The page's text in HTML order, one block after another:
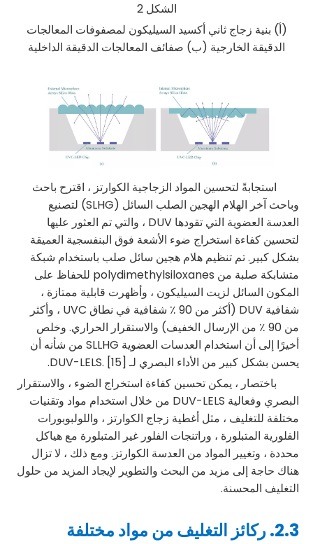
الشكل 2
(أ) بنية زجاج ثاني أكسيد السيليكون لمصفوفات المعالجات
الدقيقة الخارجية (ب) صفائف المعالجات الدقيقة الداخلية
استجابةً لتحسين المواد الزجاجية الكوارتز ، اقترح باحث
وباحث آخر الهلام الهجين الصلب السائل (SLHG) لتصنيع
العدسة العضوية التي تقودها DUV ، والتي تم العثور عليها
لتحسين كفاءة استخراج ضوء الأشعة فوق البنفسجية العميقة
بشكل كبير. تم تنظيم هلام هجين سائل صلب باستخدام شبكة
متشابكة صلبة من polydimethylsiloxanes للحفاظ على
المكون السائل لزيت السيليكون ، وأظهرت قابلية ممتازة ،
شفافية DUV (أكثر من 90 ٪ شفافية في نطاق UVC ، وأكثر
من 90 ٪ من الإرسال الخفيف) والاستقرار الحراري. وخلص
أخيرًا إلى أن استخدام العدسات العضوية SLLHG من شأنه أن
يحسن بشكل كبير من الأداء البصري لـ DUV-LELS. [15].
باختصار ، يمكن تحسين كفاءة استخراج الضوء ، والاستقرار
البصري وفعالية DUV-LELS من خلال استخدام مواد وتقنيات
مختلفة للتغليف ، مثل أغطية زجاج الكوارتز ، واللولبوبورات
الفلورية المتبلورة ، وراتنجات الفلور غير المتبلورة مع هياكل
محددة ، وتغيير المواد من العدسة الكوارتز. ومع ذلك ، لا تزال
هناك حاجة إلى مزيد من البحث والتطوير لإيجاد المزيد من حلول
التغليف المحسنة.
2.3. ركائز التغليف من مواد مختلفة